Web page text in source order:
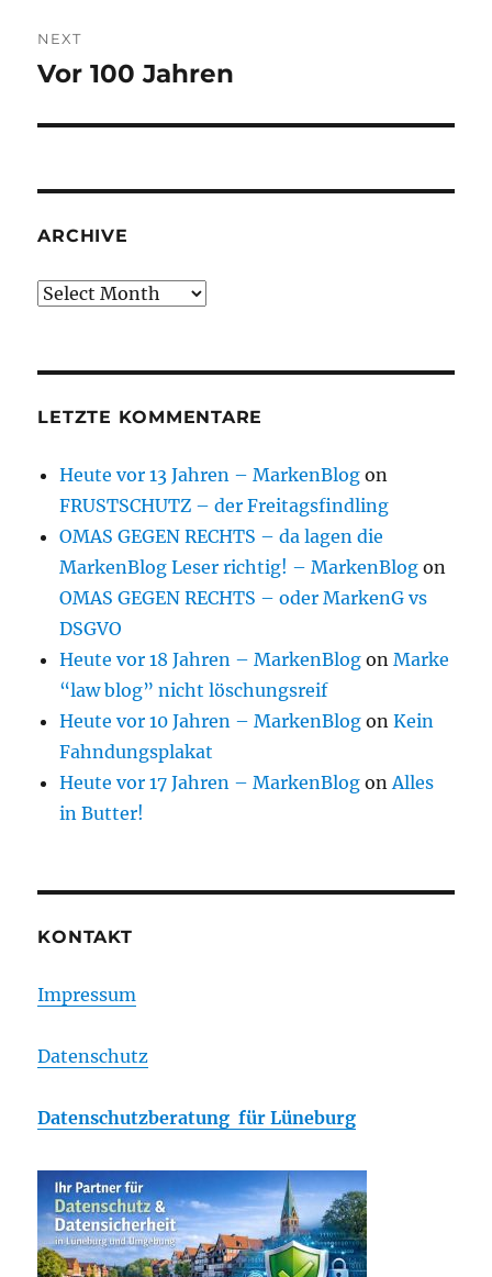
NEXT
Next
Vor 100 Jahren
ARCHIVE
Archive
LETZTE KOMMENTARE
Heute vor 13 Jahren – MarkenBlog on
FRUSTSCHUTZ – der Freitagsfindling
OMAS GEGEN RECHTS – da lagen die
MarkenBlog Leser richtig! – MarkenBlog on
OMAS GEGEN RECHTS – oder MarkenG vs
DSGVO
Heute vor 18 Jahren – MarkenBlog onMarke
“law blog” nicht löschungsreif
Heute vor 10 Jahren – MarkenBlog onKein
Fahndungsplakat
Heute vor 17 Jahren – MarkenBlog onAlles
in Butter!
KONTAKT
Impressum
Datenschutz
Datenschutzberatung für Lüneburg